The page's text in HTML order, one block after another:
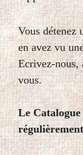
Vous détenez
en avez vu
Ecrivez-nous,
vous.
Le